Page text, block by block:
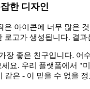
한 디자인
은 아이콘에 너무 많은
고가 생성됩니다. 결
장 좋은 친구입니다.
요. 우리 플랫폼에서 "
같은 - 이 믿을 수 없을